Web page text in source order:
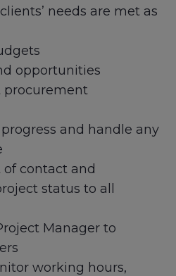
needs are met as
opportunities
procurement
and handle any
contact and
status to all
Manager to
working hours,